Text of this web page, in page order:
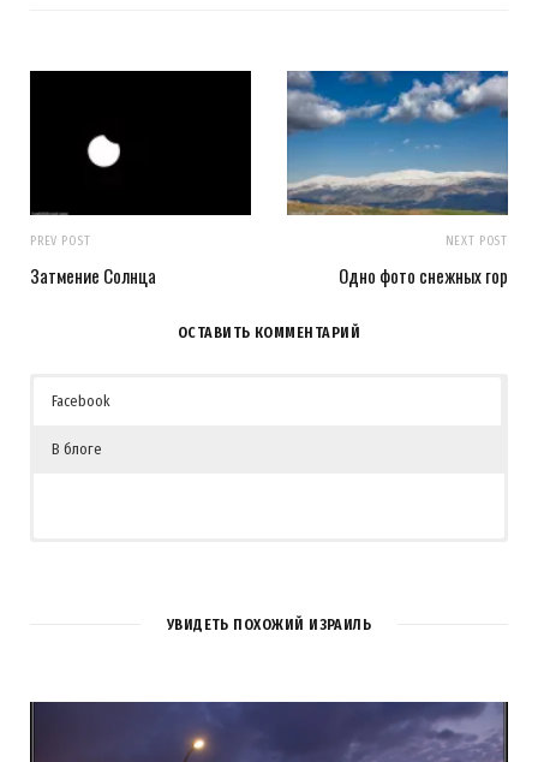
PREV POST
Затмение Солнца
NEXT POST
Одно фото снежных гор
ОСТАВИТЬ КОММЕНТАРИЙ
Facebook
В блоге
УВИДЕТЬ ПОХОЖИЙ ИЗРАИЛЬ